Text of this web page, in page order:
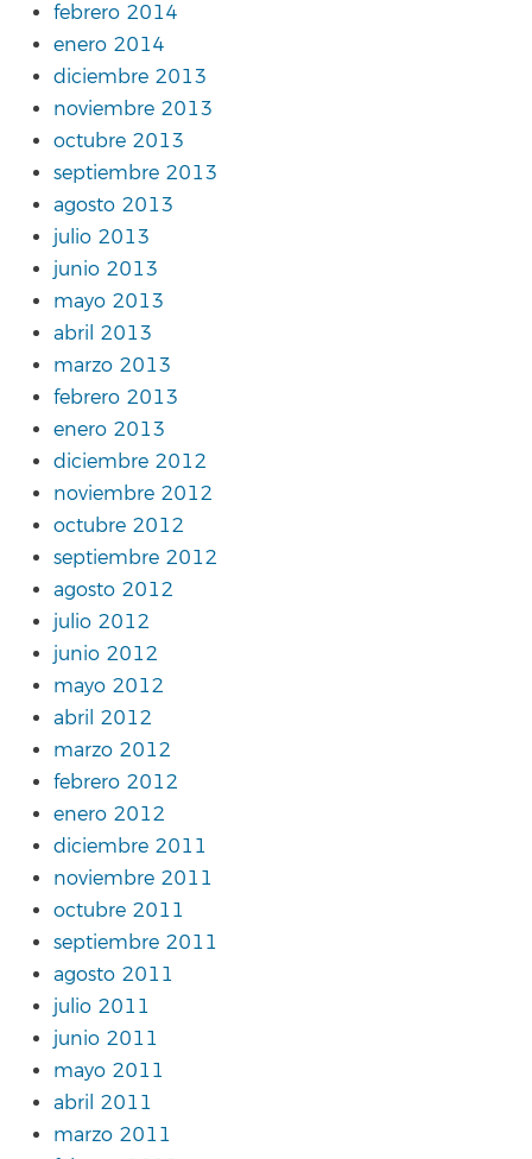
febrero 2014
enero 2014
diciembre 2013
noviembre 2013
octubre 2013
septiembre 2013
agosto 2013
julio 2013
junio 2013
mayo 2013
abril 2013
marzo 2013
febrero 2013
enero 2013
diciembre 2012
noviembre 2012
octubre 2012
septiembre 2012
agosto 2012
julio 2012
junio 2012
mayo 2012
abril 2012
marzo 2012
febrero 2012
enero 2012
diciembre 2011
noviembre 2011
octubre 2011
septiembre 2011
agosto 2011
julio 2011
junio 2011
mayo 2011
abril 2011
marzo 2011